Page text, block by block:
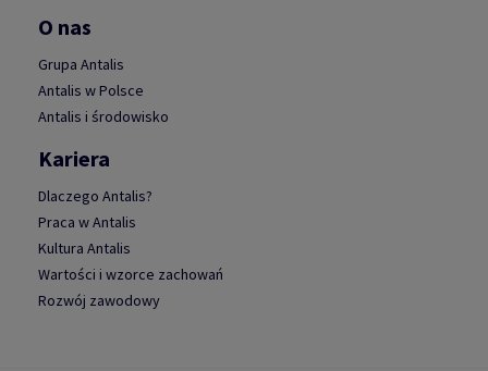
O nas
Grupa Antalis
Antalis w Polsce
Antalis i środowisko
Kariera
Dlaczego Antalis?
Praca w Antalis
Kultura Antalis
Wartości i wzorce zachowań
Rozwój zawodowy